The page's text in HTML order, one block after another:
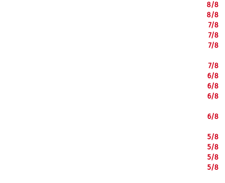
8/8
8/8
7/8
7/8
7/8
7/8
6/8
6/8
6/8
6/8
5/8
5/8
5/8
5/8